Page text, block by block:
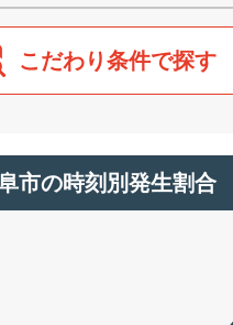
こだわり条件で探す
市の時刻別発生割合